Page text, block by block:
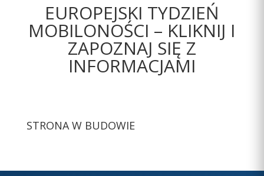
EUROPEJSKI TYDZIEŃ
MOBILONOŚCI – KLIKNIJ I
ZAPOZNAJ SIĘ Z
INFORMACJAMI
STRONA W BUDOWIE